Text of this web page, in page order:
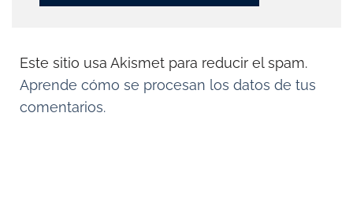
Este sitio usa Akismet para reducir el spam.
Aprende cómo se procesan los datos de tus
comentarios.